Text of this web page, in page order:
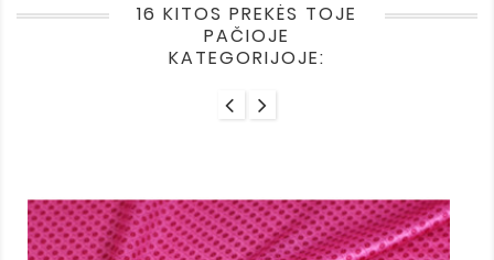
16 KITOS PREKĖS TOJE
PAČIOJE
KATEGORIJOJE: